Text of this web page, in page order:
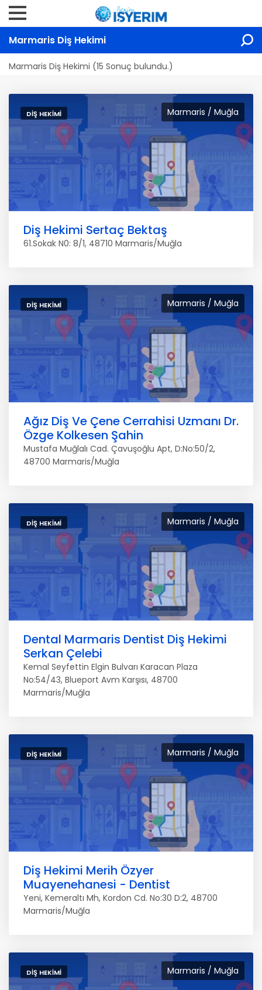
Marmaris Diş Hekimi
Marmaris Diş Hekimi (15 Sonuç bulundu.)
Marmaris / Muğla
DIŞ HEKIMI
Diş Hekimi Sertaç Bektaş
61.Sokak N0: 8/1, 48710 Marmaris/Muğla
Marmaris / Muğla
DIŞ HEKIMI
Ağız Diş Ve Çene Cerrahisi Uzmanı Dr.
Özge Kolkesen Şahin
Mustafa Muğlalı Cad. Çavuşoğlu Apt, D:No:50/2,
48700 Marmaris/Muğla
Marmaris / Muğla
DIŞ HEKIMI
Dental Marmaris Dentist Diş Hekimi
Serkan Çelebi
Kemal Seyfettin Elgin Bulvarı Karacan Plaza
No:54/43, Blueport Avm Karşısı, 48700
Marmaris/Muğla
Marmaris / Muğla
DIŞ HEKIMI
Diş Hekimi Merih Özyer
Muayenehanesi - Dentist
Yeni, Kemeraltı Mh, Kordon Cd. No:30 D:2, 48700
Marmaris/Muğla
Marmaris / Muğla
DIŞ HEKIMI